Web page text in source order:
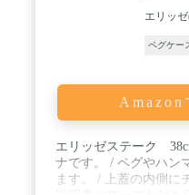
エリッ
ペグケー
Amazon
エリッゼステーク
ナです。 / ペグやハン
ます。 / 上蓋の内側に